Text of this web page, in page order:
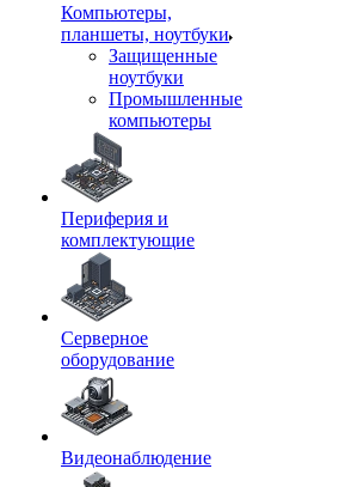
Компьютеры,
планшеты, ноутбуки
Защищенные
ноутбуки
Промышленные
компьютеры
Периферия и
комплектующие
Серверное
оборудование
Видеонаблюдение